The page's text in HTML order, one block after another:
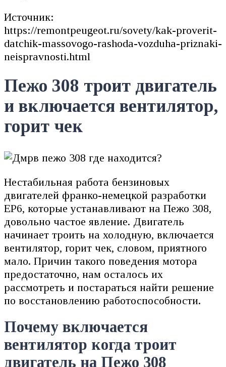
Источник:
https://remontpeugeot.ru/sovety/kak-proverit-
datchik-massovogo-rashoda-vozduha-priznaki-
neispravnosti.html
Пежо 308 троит двигатель
и включается вентилятор,
горит чек
Нестабильная работа бензиновых
двигателей франко-немецкой разработки
ЕР6, которые устанавливают на Пежо 308,
довольно частое явление. Двигатель
начинает троить на холодную, включается
вентилятор, горит чек, словом, приятного
мало. Причин такого поведения мотора
предостаточно, нам осталось их
рассмотреть и постараться найти решение
по восстановлению работоспособности.
Почему включается
вентилятор когда троит
двигатель на Пежо 308